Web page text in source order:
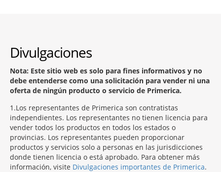
Divulgaciones
Nota: Este sitio web es solo para fines informativos y no
debe entenderse como una solicitación para vender ni una
oferta de ningún producto o servicio de Primerica.
1 Los representantes de Primerica son contratistas
independientes. Los representantes no tienen licencia para
vender todos los productos en todos los estados o
provincias. Los representantes pueden proporcionar
productos y servicios solo a personas en las jurisdicciones
donde tienen licencia o está aprobado. Para obtener más
información, visite Divulgaciones importantes de Primerica.